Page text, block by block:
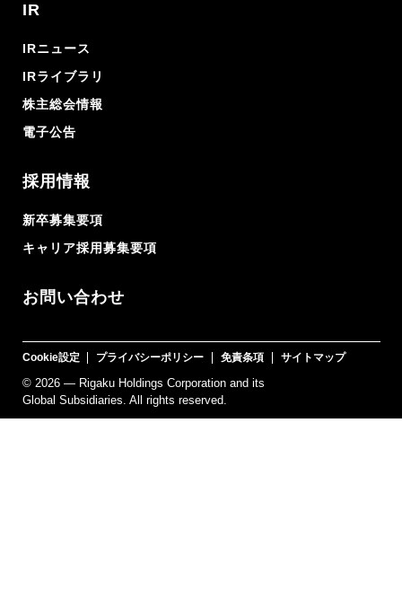
IR
IRニュース
IRライブラリ
株主総会情報
電子公告
採用情報
新卒募集要項
キャリア採用募集要項
お問い合わせ
Cookie設定 プライバシーポリシー 免責条項 サイトマップ
© 2026 — Rigaku Holdings Corporation and its
Global Subsidiaries. All rights reserved.